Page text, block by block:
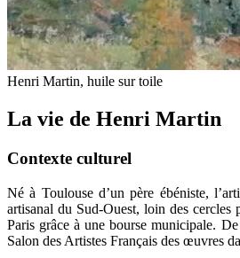
Henri Martin, huile sur toile
La vie de Henri Martin
Contexte culturel
Né à Toulouse d’un père ébéniste,
artisanal du Sud-Ouest, loin des cercles
Paris grâce à une bourse municipale.
Salon des Artistes Français des œuvres